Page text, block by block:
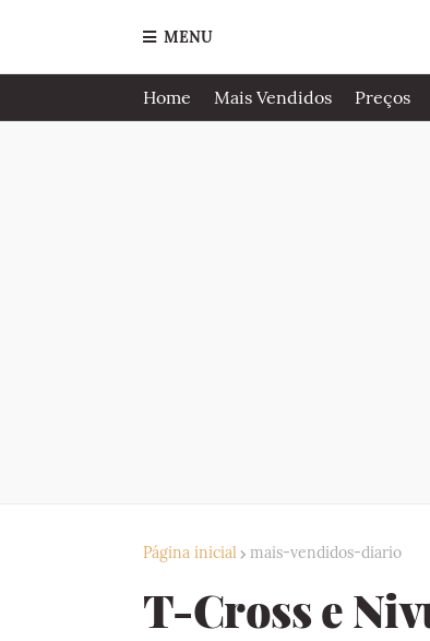
MENU
Home Mais Vendidos Preços
Página inicial mais-vendidos-diario
T-Cross e